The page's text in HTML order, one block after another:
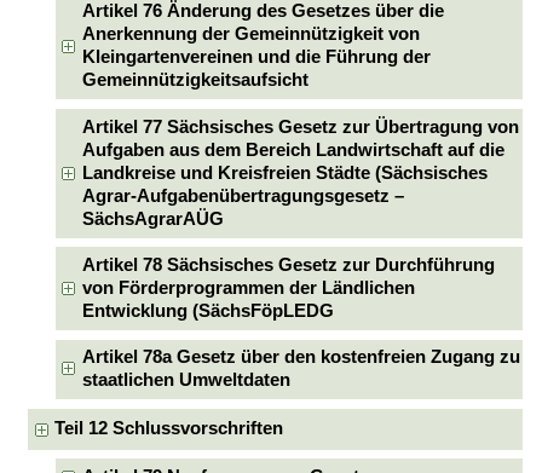
Artikel 76 Änderung des Gesetzes über die
Anerkennung der Gemeinnützigkeit von
Kleingartenvereinen und die Führung der
Gemeinnützigkeitsaufsicht
Artikel 77 Sächsisches Gesetz zur Übertragung von
Aufgaben aus dem Bereich Landwirtschaft auf die
Landkreise und Kreisfreien Städte (Sächsisches
Agrar-Aufgabenübertragungsgesetz –
SächsAgrarAÜG
Artikel 78 Sächsisches Gesetz zur Durchführung
von Förderprogrammen der Ländlichen
Entwicklung (SächsFöpLEDG
Artikel 78a Gesetz über den kostenfreien Zugang zu
staatlichen Umweltdaten
Teil 12 Schlussvorschriften